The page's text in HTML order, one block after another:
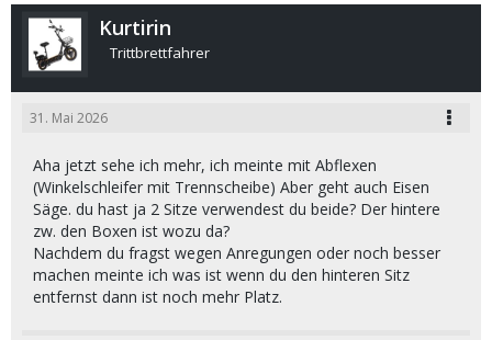
Kurtirin
Trittbrettfahrer
31. Mai 2026
Aha jetzt sehe ich mehr, ich meinte mit Abflexen
(Winkelschleifer mit Trennscheibe) Aber geht auch Eisen
Säge. du hast ja 2 Sitze verwendest du beide? Der hintere
zw. den Boxen ist wozu da?
Nachdem du fragst wegen Anregungen oder noch besser
machen meinte ich was ist wenn du den hinteren Sitz
entfernst dann ist noch mehr Platz.